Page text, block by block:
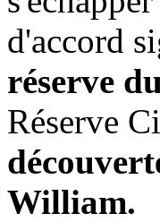
d'accord
réserve
Réserve
William.